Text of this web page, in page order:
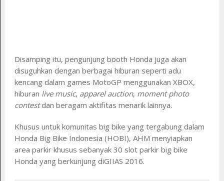
Disamping itu, pengunjung booth Honda juga akan
disuguhkan dengan berbagai hiburan seperti adu
kencang dalam games MotoGP menggunakan XBOX,
hiburan live music, apparel auction, moment photo
contestdan beragam aktifitas menarik lainnya.
Khusus untuk komunitas big bike yang tergabung dalam
Honda Big Bike Indonesia (HOBI), AHM menyiapkan
area parkir khusus sebanyak 30 slot parkir big bike
Honda yang berkunjung diGIIAS 2016.